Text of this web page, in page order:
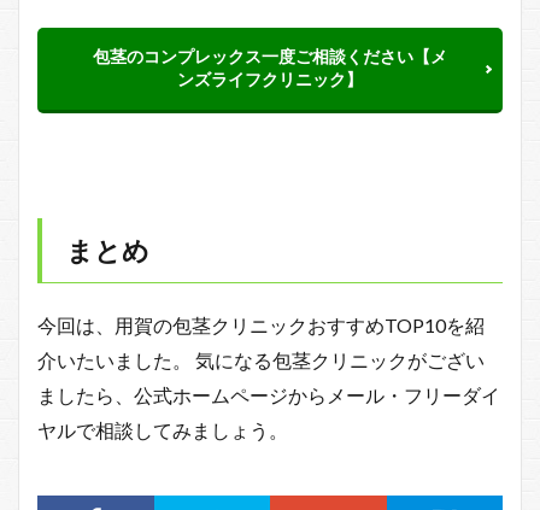
包茎のコンプレックス一度ご相談ください【メ
ンズライフクリニック】
まとめ
今回は、用賀の包茎クリニックおすすめTOP10を紹
介いたいました。 気になる包茎クリニックがござい
ましたら、公式ホームページからメール・フリーダイ
ヤルで相談してみましょう。